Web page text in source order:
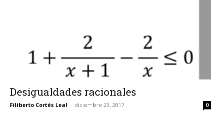
Desigualdades racionales
Filiberto Cortés Leal - diciembre 23, 2017 0